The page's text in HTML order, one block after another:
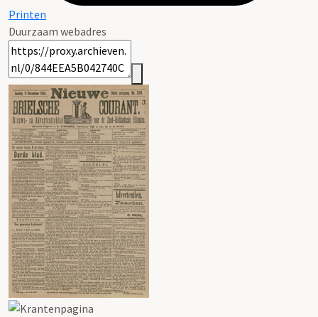
Printen
Duurzaam webadres